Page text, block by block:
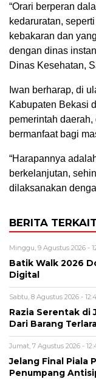
“Orari berperan
kedaruratan,
kebakaran dan
dengan dinas
Dinas Kesehatan,
Iwan berharap, di
Kabupaten Bekasi
pemerintah
bermanfaat bagi
“Harapannya
berkelanjutan,
dilaksanakan
BERITA TERKAIT
Minggu, 9 Agustus 2026 -
Batik Walk 2026
Digital
Sabtu, 8 Agustus 2026 -
Razia Serentak di
Dari Barang
Jumat, 7 Agustus 2026 -
Jelang Final Piala
Penumpang